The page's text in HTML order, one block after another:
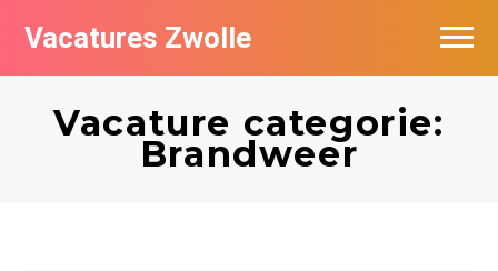
Vacatures Zwolle
Vacature categorie:
Brandweer
Vacatures per bedrijf
De populairste vacatures in Zwolle